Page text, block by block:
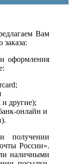
Вам
оформления
другие);
онлайн и
получении
России».
наличными